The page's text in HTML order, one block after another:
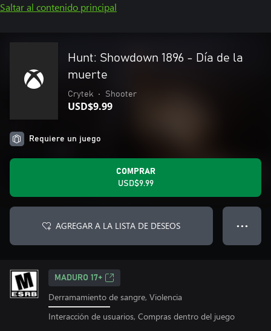
Saltar al contenido principal
Hunt: Showdown 1896 - Día de la
muerte
Crytek • Shooter
USD$9.99
Requiere un juego
COMPRAR
USD$9.99
AGREGAR A LA LISTA DE DESEOS ● ● ●
MADURO 17+
Derramamiento de sangre, Violencia
Interacción de usuarios, Compras dentro del juego